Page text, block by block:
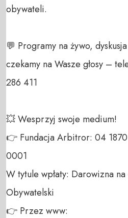
obywateli.
💬 Programy na żywo,
czekamy na Wasze głosy –
286 411
💥 Wesprzyj swoje medium!
👉 Fundacja Arbitror: 04
0001
W tytule wpłaty: Darowizna
Obywatelski
👉 Przez www: